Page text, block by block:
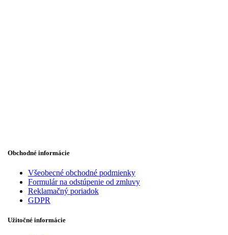
Obchodné informácie
Všeobecné obchodné podmienky
Formulár na odstúpenie od zmluvy
Reklamačný poriadok
GDPR
Užitočné informácie